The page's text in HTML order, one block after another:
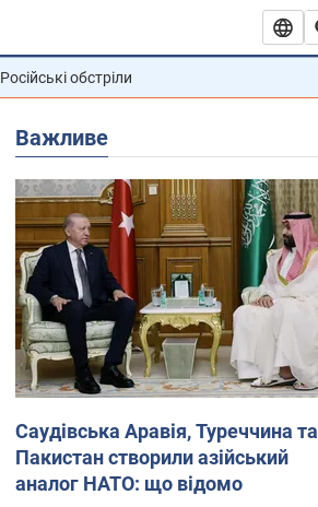
Російські обстріли
Важливе
Саудівська Аравія, Туреччина та
Пакистан створили азійський
аналог НАТО: що відомо